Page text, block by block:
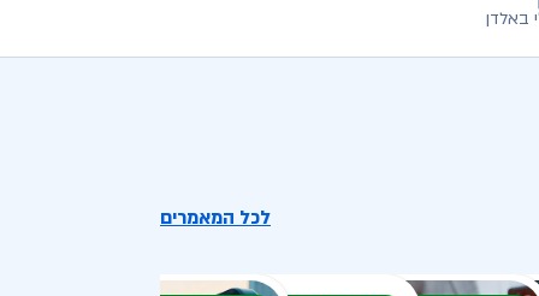
באלדן
לכל המאמרים